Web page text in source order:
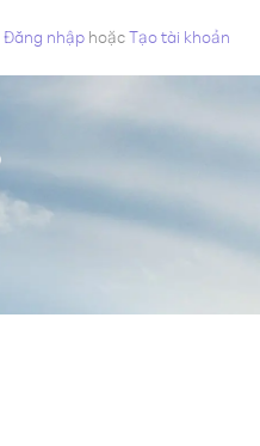
Đăng nhập hoặcTạo tài khoản